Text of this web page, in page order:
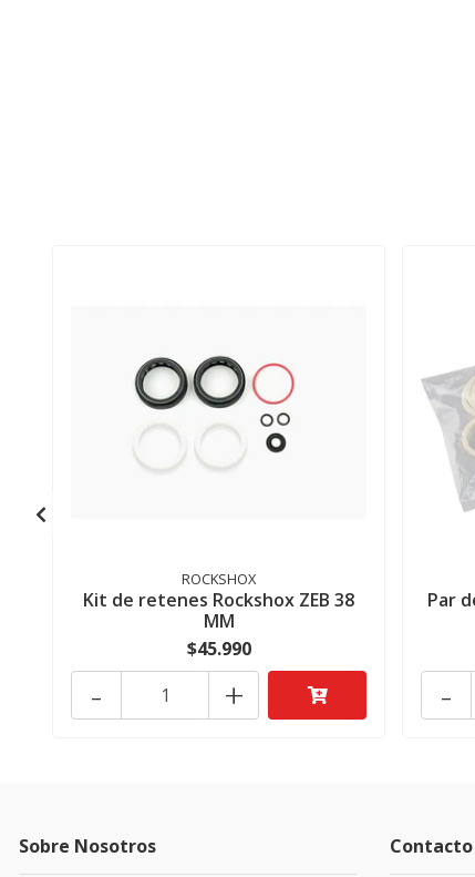
ROCKSHOX
Kit de retenes Rockshox ZEB 38
MM
$45.990
+
-
Par
-
Sobre Nosotros Contacto